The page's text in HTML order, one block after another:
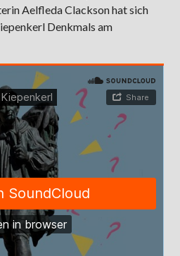
MHzSteinfurt 103,9 MHz
Aelfleda Clackson hat sich
Denkmals am